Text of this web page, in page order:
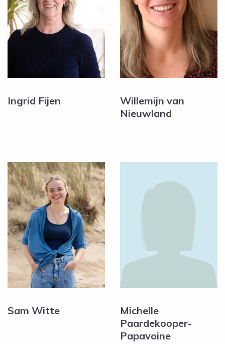
Ingrid Fijen
Willemijn van
Nieuwland
Sam Witte
Michelle
Paardekooper-
Papavoine